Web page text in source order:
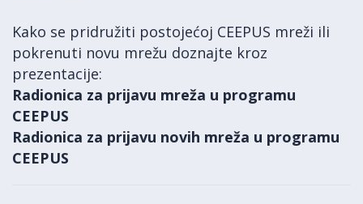
Kako se pridružiti postojećoj CEEPUS mreži ili
pokrenuti novu mrežu doznajte kroz
prezentacije:
Radionica za prijavu mreža u programu
CEEPUS
Radionica za prijavu novih mreža u programu
CEEPUS